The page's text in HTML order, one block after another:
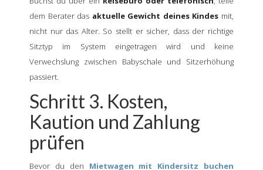
dem Berater das aktuelle Gewicht deines Kindes mit,
nicht nur das Alter. So stellt er sicher, dass der richtige
Sitztyp im System eingetragen wird und keine
Verwechslung zwischen Babyschale und Sitzerhöhung
passiert.
Schritt 3. Kosten,
Kaution und Zahlung
prüfen
Bevor du den Mietwagen mit Kindersitz buchen